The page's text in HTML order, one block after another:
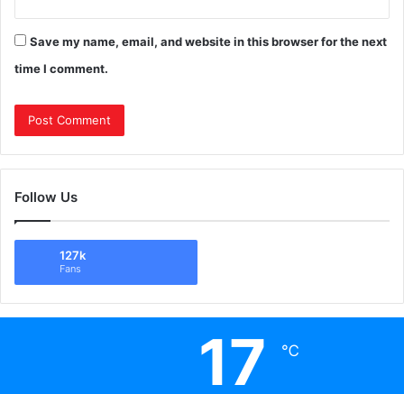
Save my name, email, and website in this browser for the next
time I comment.
Follow Us
127k
Fans
17 ℃